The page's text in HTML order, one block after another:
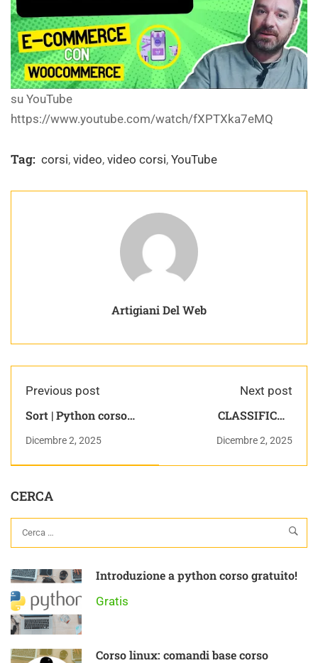
su YouTube
https://www.youtube.com/watch/fXPTXka7eMQ
Tag: corsi, video, video corsi, YouTube
Artigiani Del Web
Previous post
Sort | Python corso
Dicembre 2, 2025
Next post
CLASSIFICHE
Dicembre 2, 2025
CERCA
Introduzione a python corso gratuito!
Gratis
Corso linux: comandi base corso